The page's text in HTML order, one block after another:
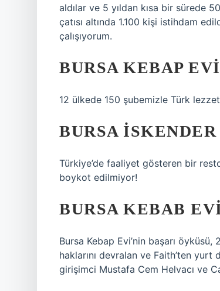
aldılar ve 5 yıldan kısa bir sürede
çatısı altında 1.100 kişi istihdam
çalışıyorum.
BURSA KEBAP
12 ülkede 150 şubemizle Türk
BURSA
Türkiye’de faaliyet gösteren bir
boykot edilmiyor!
BURSA KEBAB
Bursa Kebap Evi’nin başarı
haklarını devralan ve Faith’ten
girişimci Mustafa Cem Helvacı ve